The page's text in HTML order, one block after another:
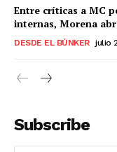
Entre críticas a MC
internas, Morena
DESDE EL BÚNKER julio
Subscribe